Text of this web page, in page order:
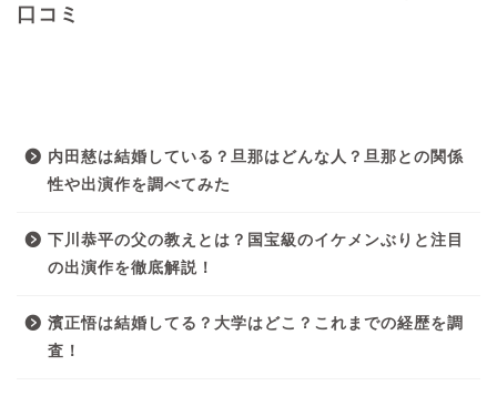
口コミ
内田慈は結婚している？旦那はどんな人？旦那との関係
性や出演作を調べてみた
下川恭平の父の教えとは？国宝級のイケメンぶりと注目
の出演作を徹底解説！
濱正悟は結婚してる？大学はどこ？これまでの経歴を調
査！